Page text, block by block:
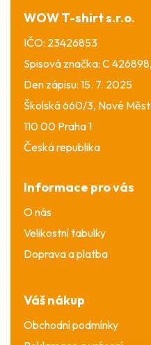
WOW T-shirt s.r.o.
IČO: 23426853
Spisová značka: C
Den zápisu: 15. 7. 2025
Školská 660/3, Nové
110 00 Praha 1
Česká republika
Informace pro vás
O nás
Velikostní tabulky
Doprava a platba
Váš nákup
Obchodní podmínky